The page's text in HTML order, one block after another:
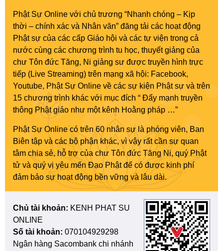
Phật Sự Online với chủ trương “Nhanh chóng – Kịp
thời – chính xác và Nhân văn” đăng tải các hoạt động
Phật sự của các cấp Giáo hội và các tự viện trong cả
nước cùng các chương trình tu học, thuyết giảng của
chư Tôn đức Tăng, Ni giảng sư được truyền hình trực
tiếp (Live Streaming) trên mạng xã hội: Facebook,
Youtube, Phật Sự Online về các sự kiện Phật sự và trên
15 chương trình khác với mục đích “ Đẩy mạnh truyền
thông Phật giáo như một kênh Hoằng pháp …”
Phật Sự Online có trên 60 nhân sự là phóng viên, Ban
Biên tập và các bộ phận khác, vì vậy rất cần sự quan
tâm chia sẻ, hỗ trợ của chư Tôn đức Tăng Ni, quý Phật
tử và quý vị yêu mến Đạo Phật để có được kinh phí
đảm bảo sự hoạt động bền vững và lâu dài.
Chủ tài khoản: KENH PHAT SU
ONLINE
Số tài khoản: 070104929298
Ngân hàng Sacombank chi nhánh